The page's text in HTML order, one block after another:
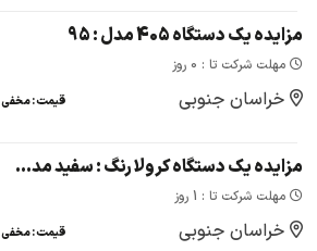
مزایده یک دستگاه 405 مدل : 95
مهلت شرکت تا : 0 روز
خراسان جنوبی قیمت : مخفی
مزایده یک دستگاه کرولا رنگ : سفید مدل : 2006
مهلت شرکت تا : 1 روز
خراسان جنوبی قیمت : مخفی